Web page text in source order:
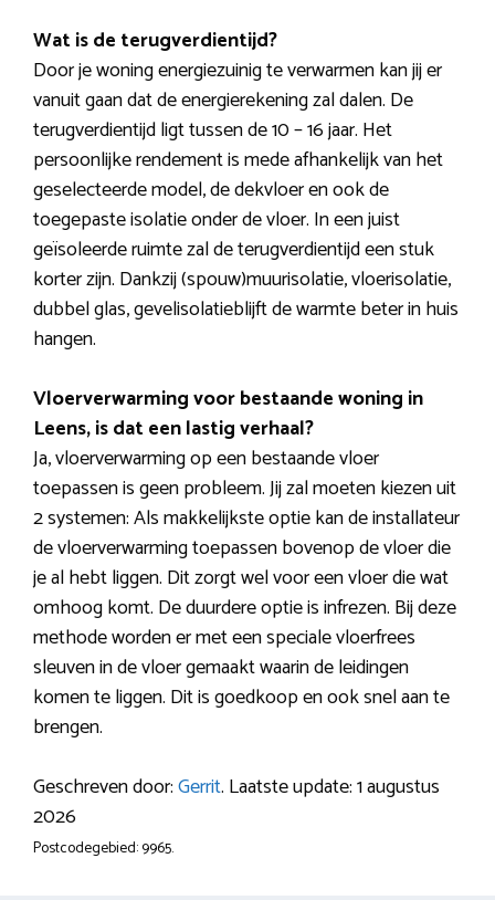
Wat is de terugverdientijd?
Door je woning energiezuinig te verwarmen kan jij er
vanuit gaan dat de energierekening zal dalen. De
terugverdientijd ligt tussen de 10 – 16 jaar. Het
persoonlijke rendement is mede afhankelijk van het
geselecteerde model, de dekvloer en ook de
toegepaste isolatie onder de vloer. In een juist
geïsoleerde ruimte zal de terugverdientijd een stuk
korter zijn. Dankzij (spouw)muurisolatie, vloerisolatie,
dubbel glas, gevelisolatieblijft de warmte beter in huis
hangen.
Vloerverwarming voor bestaande woning in
Leens, is dat een lastig verhaal?
Ja, vloerverwarming op een bestaande vloer
toepassen is geen probleem. Jij zal moeten kiezen uit
2 systemen: Als makkelijkste optie kan de installateur
de vloerverwarming toepassen bovenop de vloer die
je al hebt liggen. Dit zorgt wel voor een vloer die wat
omhoog komt. De duurdere optie is infrezen. Bij deze
methode worden er met een speciale vloerfrees
sleuven in de vloer gemaakt waarin de leidingen
komen te liggen. Dit is goedkoop en ook snel aan te
brengen.
Geschreven door:Gerrit. Laatste update: 1 augustus
2026
Postcodegebied: 9965.